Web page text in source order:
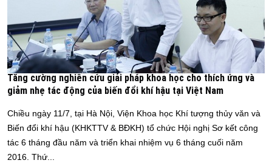
Tăng cường nghiên cứu giải pháp khoa học cho thích ứng và
giảm nhẹ tác động của biến đổi khí hậu tại Việt Nam
Chiều ngày 11/7, tại Hà Nội, Viện Khoa học Khí tượng thủy văn và
Biến đổi khí hậu (KHKTTV & BĐKH) tổ chức Hội nghị Sơ kết công
tác 6 tháng đầu năm và triển khai nhiệm vụ 6 tháng cuối năm
2016. Thứ...